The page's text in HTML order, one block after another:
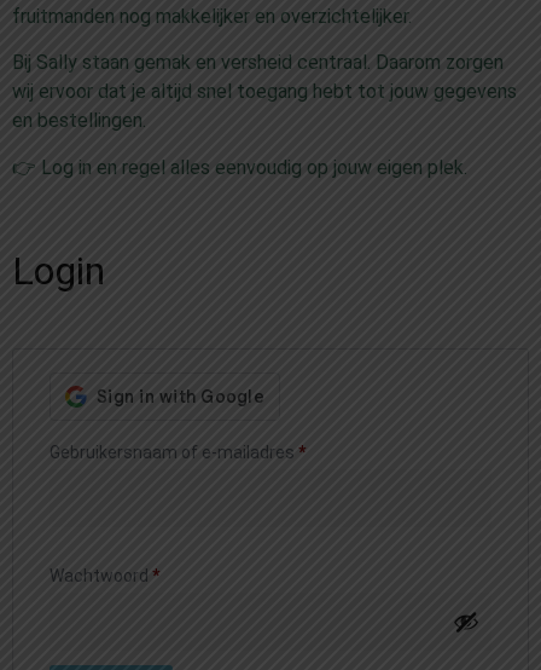
fruitmanden nog makkelijker en overzichtelijker.
Bij Sally staan gemak en versheid centraal. Daarom zorgen
wij ervoor dat je altijd snel toegang hebt tot jouw gegevens
en bestellingen.
👉 Log in en regel alles eenvoudig op jouw eigen plek.
Login
Gebruikersnaam of e-mailadres *
Wachtwoord *